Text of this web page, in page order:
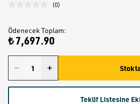
(0)
Ödenecek Toplam:
₺ 7,697.90
Teklif Listesine